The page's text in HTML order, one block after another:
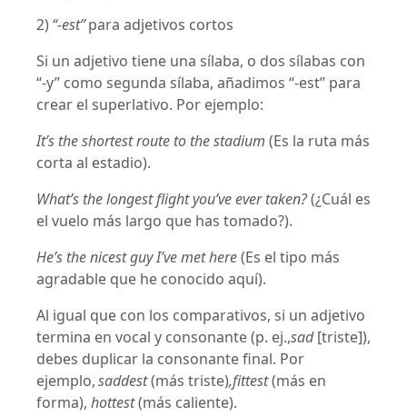
2) “-est”para adjetivos cortos
Si un adjetivo tiene una sílaba, o dos sílabas con
“-y” como segunda sílaba, añadimos “-est” para
crear el superlativo. Por ejemplo:
It’s the shortest route to the stadium (Es la ruta más
corta al estadio).
What’s the longest flight you’ve ever taken?(¿Cuál es
el vuelo más largo que has tomado?).
He’s the nicest guy I’ve met here(Es el tipo más
agradable que he conocido aquí).
Al igual que con los comparativos, si un adjetivo
termina en vocal y consonante (p. ej.,sad[triste]),
debes duplicar la consonante final. Por
ejemplo,saddest(más triste),fittest(más en
forma), hottest(más caliente).